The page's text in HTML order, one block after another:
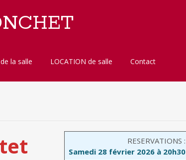
la salle LOCATION de salle Contact
RESERVATIONS :
Samedi 28 février 2026 à 20h30